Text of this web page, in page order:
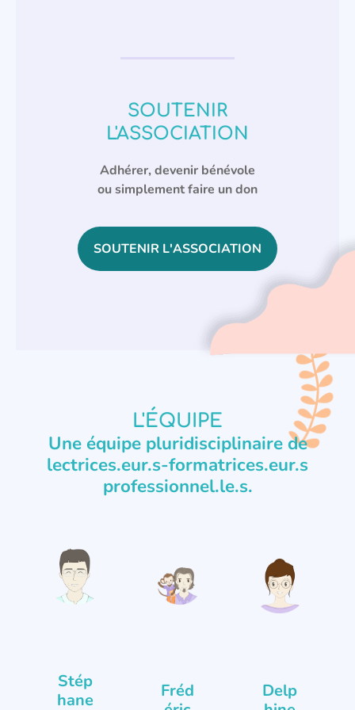
SOUTENIR
L'ASSOCIATION
Adhérer, devenir bénévole
ou simplement faire un don
SOUTENIR L'ASSOCIATION
L'ÉQUIPE
Une équipe pluridisciplinaire de
lectrices.eur.s-formatrices.eur.s
professionnel.le.s.
Stép
hane
Fréd
Delp